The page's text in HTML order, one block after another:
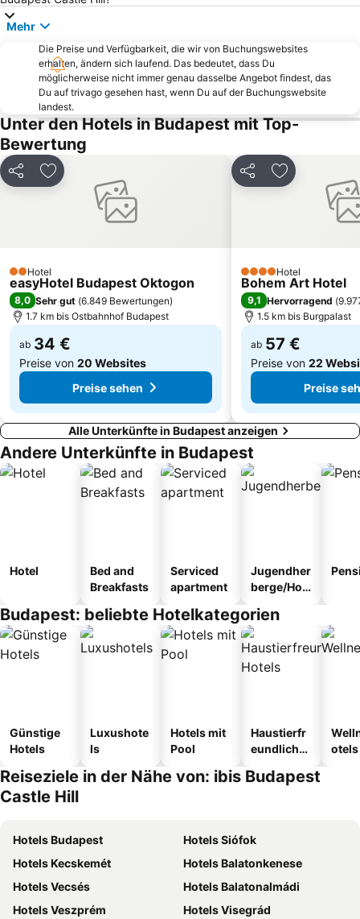
Budapest Christmas Market
Ungarische Staatsoper
Budapesti M1 Metro Line
8th District
Rudas Heil - Thermalbad
Große Synagoge
Termálne kúpalisko Vadaš Štúrovo
Fischerbastei
Burgviertel Vár
Széchenyi-Bad
Budapest Park
Vorosmarty Square
Altstadt von Szentendre
Hungexpo
3rd District
Boulevardstraße Andrássy út
Budapest international Shipstation
Gellért Hill Cave
11th District
Mehr
Die Preise und Verfügbarkeit, die wir von Buchungswebsites
erhalten, ändern sich laufend. Das bedeutet, dass Du
möglicherweise nicht immer genau dasselbe Angebot findest, das
Du auf trivago gesehen hast, wenn Du auf der Buchungswebsite
landest.
Unter den Hotels in Budapest mit Top-
Bewertung
Teilen Zu Favoriten hinzufügen
2 Sterne
Hotel
easyHotel Budapest Oktogon
8,0 Sehr gut (6.849 Bewertungen)
1.7 km bis Ostbahnhof Budapest
ab 34 €
Preise von 20 Websites
Preise sehen
Teilen Zu Favoriten
4 SterneHotel
Bohem Art Hotel
9,1 Hervorragend (
1.5 km bis Burgpalast
ab 57 €
Preise von 22
Preise
Alle Unterkünfte in Budapest anzeigen
Andere Unterkünfte in Budapest
Hotel
Bed and
Breakfasts
Serviced
apartment
Jugendher
berge/Hos
Budapest: beliebte Hotelkategorien
Günstige
Hotels
Luxushote
ls
Hotels mit
Pool
Haustierfr
eundliche
otels
Reiseziele in der Nähe von: ibis Budapest
Castle Hill
Hotels Budapest
Hotels Siófok
Hotels Kecskemét
Hotels Balatonkenese
Hotels Vecsés
Hotels Balatonalmádi
Hotels Veszprém
Hotels Visegrád